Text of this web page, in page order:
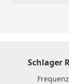
Schlager